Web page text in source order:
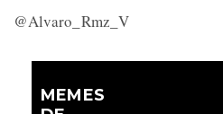
@Alvaro_Rmz_V
MEMES